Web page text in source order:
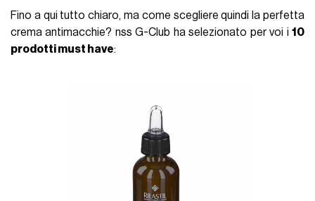
Fino a qui tutto chiaro, ma come scegliere quindi la perfetta
crema antimacchie? nss G-Club ha selezionato per voi i 10
prodotti must have: